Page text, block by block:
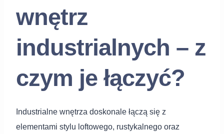
wnętrz
industrialnych – z
czym je łączyć?
Industrialne wnętrza doskonale łączą się z
elementami stylu loftowego, rustykalnego oraz